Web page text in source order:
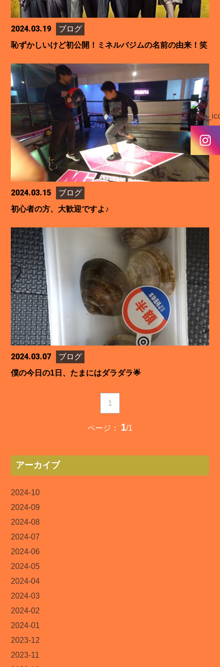
2024.03.19
ブログ
恥ずかしいけど初公開！ミネルバジムの名前の由来！笑
2024.03.15
ブログ
初心者の方、大歓迎ですよ♪
2024.03.07
ブログ
僕の今日の1日、たまにはダラダラ🌟
1
ページ： 1/1
アーカイブ
2024-10
2024-09
2024-08
2024-07
2024-06
2024-05
2024-04
2024-03
2024-02
2024-01
2023-12
2023-11